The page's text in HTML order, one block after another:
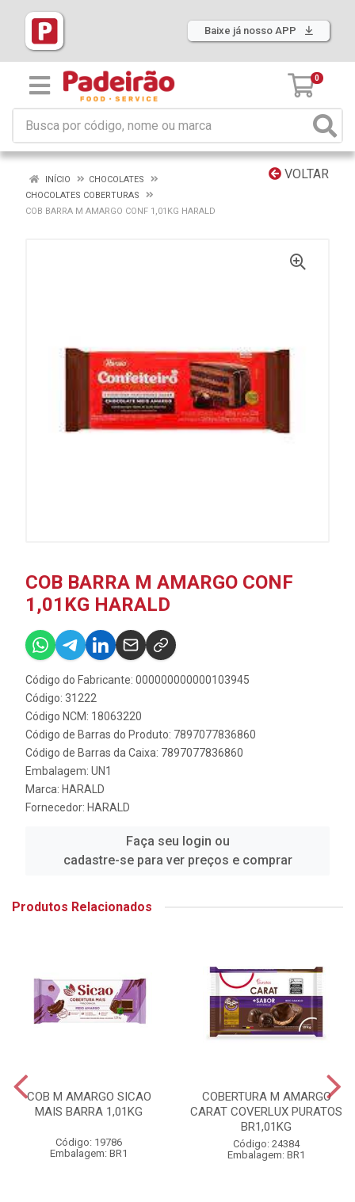
Baixe já nosso APP
0
VOLTAR
INÍCIO
CHOCOLATES
CHOCOLATES COBERTURAS
COB BARRA M AMARGO CONF 1,01KG HARALD
COB BARRA M AMARGO CONF
1,01KG HARALD
Código do Fabricante: 000000000000103945
Código: 31222
Código NCM: 18063220
Código de Barras do Produto: 7897077836860
Código de Barras da Caixa: 7897077836860
Embalagem: UN1
Marca: HARALD
Fornecedor: HARALD
Faça seu login ou
cadastre-se para ver preços e comprar
Produtos Relacionados
COB M AMARGO SICAO
MAIS BARRA 1,01KG
Código: 19786
Embalagem: BR1
COBERTURA M AMARGO
CARAT COVERLUX PURATOS
BR1,01KG
Código: 24384
Embalagem: BR1